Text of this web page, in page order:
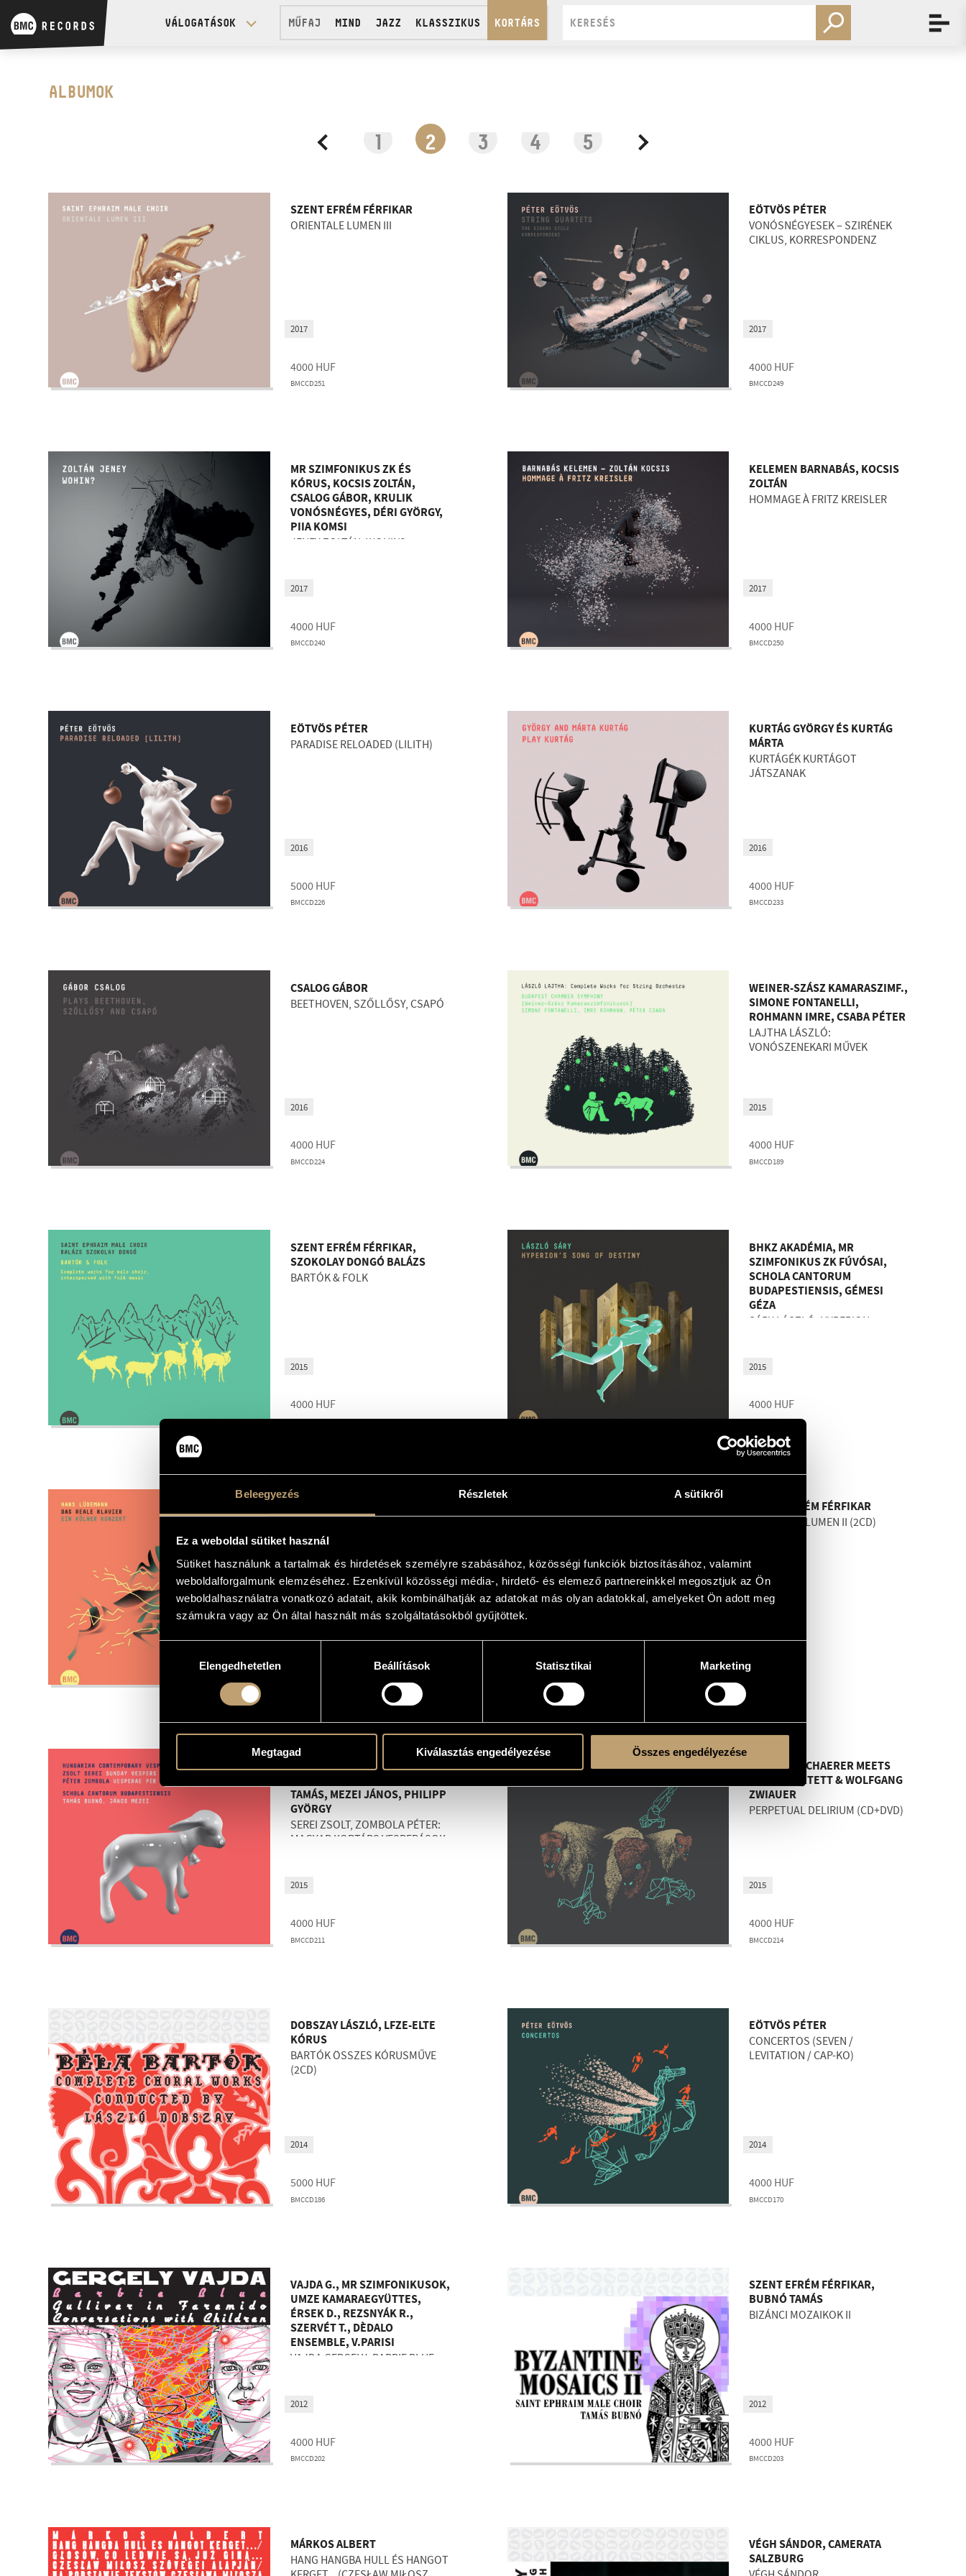
Beleegyezés Részletek A sütikről
Ez a weboldal sütiket használ
Sütiket használunk a tartalmak és hirdetések személyre szabásához, közösségi funkciók biztosításához, valamint
weboldalforgalmunk elemzéséhez. Ezenkívül közösségi média-, hirdető- és elemező partnereinkkel megosztjuk az Ön
weboldalhasználatra vonatkozó adatait, akik kombinálhatják az adatokat más olyan adatokkal, amelyeket Ön adott meg
számukra vagy az Ön által használt más szolgáltatásokból gyűjtöttek.
kiválasztásaElengedhetetlen Beállítások Statisztikai Marketing
Megtagad Kiválasztás engedélyezése Összes engedélyezése
VÁLOGATÁSOK MŰFAJ MIND JAZZ KLASSZIKUS KORTÁRS
ALBUMOK
1 2 3 4 5
SZENT EFRÉM FÉRFIKAR
ORIENTALE LUMEN III
4000HUF
BMCCD251
2017
EÖTVÖS PÉTER
VONÓSNÉGYESEK – SZIRÉNEK
CIKLUS, KORRESPONDENZ
4000HUF
BMCCD249
2017
MR SZIMFONIKUS ZK ÉS
KÓRUS, KOCSIS ZOLTÁN,
CSALOG GÁBOR, KRULIK
VONÓSNÉGYES, DÉRI GYÖRGY,
PIIA KOMSI
JENEY ZOLTÁN: WOHIN?
4000HUF
BMCCD240
2017
KELEMEN BARNABÁS, KOCSIS
ZOLTÁN
HOMMAGE À FRITZ KREISLER
4000HUF
BMCCD250
2017
EÖTVÖS PÉTER
PARADISE RELOADED (LILITH)
5000HUF
BMCCD226
2016
KURTÁG GYÖRGY ÉS KURTÁG
MÁRTA
KURTÁGÉK KURTÁGOT
JÁTSZANAK
4000HUF
BMCCD233
2016
CSALOG GÁBOR
BEETHOVEN, SZŐLLŐSY, CSAPÓ
4000HUF
BMCCD224
2016
WEINER-SZÁSZ KAMARASZIMF.,
SIMONE FONTANELLI,
ROHMANN IMRE, CSABA PÉTER
LAJTHA LÁSZLÓ:
VONÓSZENEKARI MŰVEK
4000HUF
BMCCD189
2015
SZENT EFRÉM FÉRFIKAR,
SZOKOLAY DONGÓ BALÁZS
BARTÓK & FOLK
4000HUF
BMCCD220
2015
BHKZ AKADÉMIA, MR
SZIMFONIKUS ZK FÚVÓSAI,
SCHOLA CANTORUM
BUDAPESTIENSIS, GÉMESI
GÉZA
SÁRY LÁSZLÓ: HYPERION
4000HUF
BMCCD218
2015
KONZERT
SZENT EFRÉM FÉRFIKAR
ORIENTALE LUMEN II (2CD)
5000
SCHOLA CANTORUM
BUDAPESTIENSIS, BUBNÓ
TAMÁS, MEZEI JÁNOS, PHILIPP
GYÖRGY
SEREI ZSOLT, ZOMBOLA PÉTER:
MAGYAR KORTÁRS VESPERÁSOK
4000HUF
BMCCD211
2015
ANDREAS SCHAERER MEETS
ARTE QUARTETT & WOLFGANG
ZWIAUER
PERPETUAL DELIRIUM (CD+DVD)
4000HUF
BMCCD214
2015
DOBSZAY LÁSZLÓ, LFZE-ELTE
KÓRUS
BARTÓK ÖSSZES KÓRUSMŰVE
(2CD)
5000HUF
BMCCD186
2014
EÖTVÖS PÉTER
CONCERTOS (SEVEN /
LEVITATION / CAP-KO)
4000HUF
BMCCD170
2014
VAJDA G., MR SZIMFONIKUSOK,
UMZE KAMARAEGYÜTTES,
ÉRSEK D., REZSNYÁK R.,
SZERVÉT T., DÈDALO
ENSEMBLE, V.PARISI
VAJDA GERGELY: BARBIE BLUE
4000HUF
BMCCD202
2012
SZENT EFRÉM FÉRFIKAR,
BUBNÓ TAMÁS
BIZÁNCI MOZAIKOK II
4000HUF
BMCCD203
2012
MÁRKOS ALBERT
HANG HANGBA HULL ÉS HANGOT
VÉGH SÁNDOR, CAMERATA
SALZBURG